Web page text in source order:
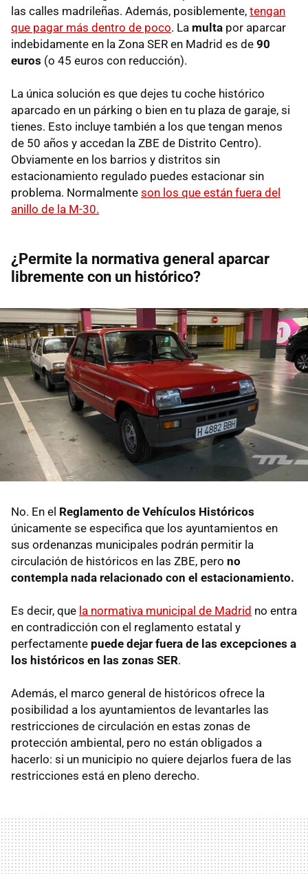
las calles madrileñas. Además, posiblemente, tengan
que pagar más dentro de poco. La multa por aparcar
indebidamente en la Zona SER en Madrid es de 90
euros (o 45 euros con reducción).
La única solución es que dejes tu coche histórico
aparcado en un párking o bien en tu plaza de garaje, si
tienes. Esto incluye también a los que tengan menos
de 50 años y accedan la ZBE de Distrito Centro).
Obviamente en los barrios y distritos sin
estacionamiento regulado puedes estacionar sin
problema. Normalmente son los que están fuera del
anillo de la M-30.
¿Permite la normativa general aparcar
libremente con un histórico?
No. En el Reglamento de Vehículos Históricos
únicamente se especifica que los ayuntamientos en
sus ordenanzas municipales podrán permitir la
circulación de históricos en las ZBE, pero no
contempla nada relacionado con el estacionamiento.
Es decir, que la normativa municipal de Madrid no entra
en contradicción con el reglamento estatal y
perfectamente puede dejar fuera de las excepciones a
los históricos en las zonas SER.
Además, el marco general de históricos ofrece la
posibilidad a los ayuntamientos de levantarles las
restricciones de circulación en estas zonas de
protección ambiental, pero no están obligados a
hacerlo: si un municipio no quiere dejarlos fuera de las
restricciones está en pleno derecho.